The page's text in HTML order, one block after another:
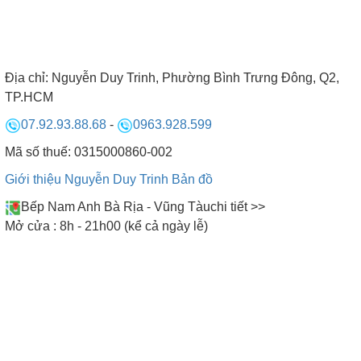
6. Các tính năng được trang bị
trên bếp từ đôi
đại, hỗ trợ chị em nấu nướng một cách nhanh
chóng và an toàn nhất. Ngoài những tính năng cơ
bản như: Tăng giảm công suất, khóa an toàn trẻ
Địa chỉ: Nguyễn Duy Trinh, Phường Bình Trưng Đông, Q2,
TP.HCM
07.92.93.88.68 -
0963.928.599
Mã số thuế: 0315000860-002
Giới thiệu Nguyễn Duy Trinh Bản đồ
Bếp Nam Anh Bà Rịa - Vũng Tàuchi tiết >>
Mở cửa : 8h - 21h00 (kể cả ngày lễ)